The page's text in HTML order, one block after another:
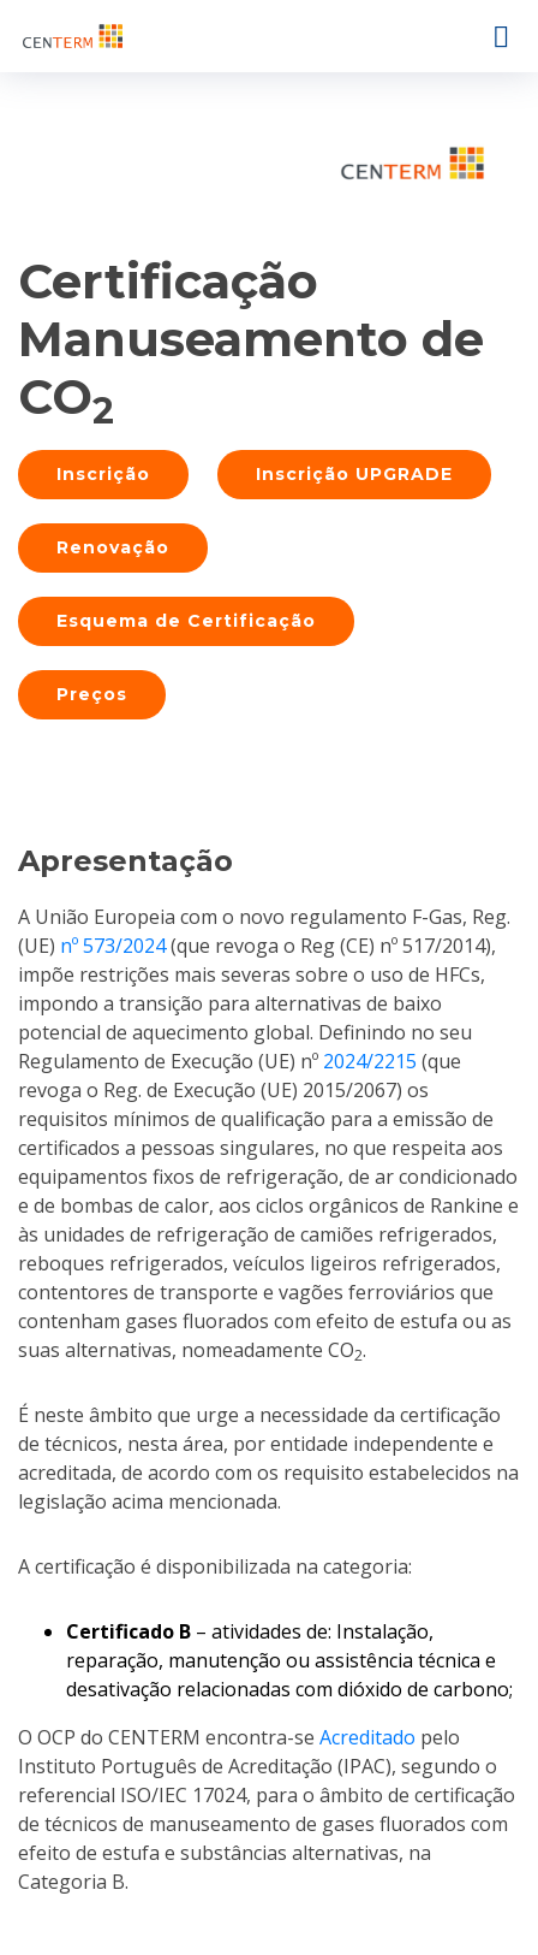
Certificação
Manuseamento de
CO2
Inscrição Inscrição UPGRADE
Renovação
Esquema de Certificação
Preços
Apresentação
A União Europeia com o novo regulamento F-Gas, Reg.
(UE) nº 573/2024(que revoga o Reg (CE) nº 517/2014),
impõe restrições mais severas sobre o uso de HFCs,
impondo a transição para alternativas de baixo
potencial de aquecimento global. Definindo no seu
Regulamento de Execução (UE) nº 2024/2215 (que
revoga o Reg. de Execução (UE) 2015/2067) os
requisitos mínimos de qualificação para a emissão de
certificados a pessoas singulares, no que respeita aos
equipamentos fixos de refrigeração, de ar condicionado
e de bombas de calor, aos ciclos orgânicos de Rankine e
às unidades de refrigeração de camiões refrigerados,
reboques refrigerados, veículos ligeiros refrigerados,
contentores de transporte e vagões ferroviários que
contenham gases fluorados com efeito de estufa ou as
suas alternativas, nomeadamente CO2.
É neste âmbito que urge a necessidade da certificação
de técnicos, nesta área, por entidade independente e
acreditada, de acordo com os requisito estabelecidos na
legislação acima mencionada.
A certificação é disponibilizada na categoria:
Certificado B – atividades de: Instalação,
reparação, manutenção ou assistência técnica e
desativação relacionadas com dióxido de carbono;
O OCP do CENTERM encontra-se Acreditado pelo
Instituto Português de Acreditação (IPAC), segundo o
referencial ISO/IEC 17024, para o âmbito de certificação
de técnicos de manuseamento de gases fluorados com
efeito de estufa e substâncias alternativas, na
Categoria B.